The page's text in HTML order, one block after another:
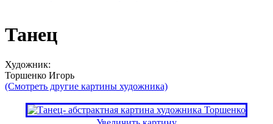
Танец
Художник:
Торшенко Игорь
(Смотреть другие картины художника)